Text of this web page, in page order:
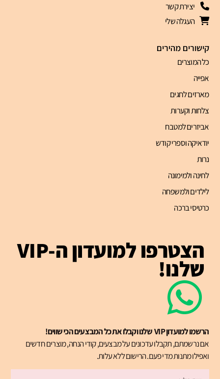
קישורים מהירים
כל המוצרים
אפייה
מארזים לחגים
צלחות וקערות
אביזרים למטבח
יודאיקה וספרי קודש
נרות
לחינה ולמימונה
לילדים ולמשפחה
כרטיסי ברכה
יצירת קשר
העגלה שלי
הצטרפו למועדון ה-VIP
שלנו!
הרשמו למועדון VIP שלנו וקבלו את כל המבצעים הכי שווים!
אם נרשמתם, תקבלו עדכונים על מבצעים, קודי הנחה, מוצרים חדשים
ואפילו מתנות מדי פעם. הרישום ללא עלות.